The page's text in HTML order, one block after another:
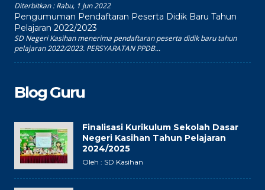
Diterbitkan :Rabu, 1 Jun 2022
Pengumuman Pendaftaran Peserta Didik Baru Tahun
Pelajaran 2022/2023
SD Negeri Kasihan menerima pendaftaran peserta didik baru tahun
pelajaran 2022/2023. PERSYARATAN PPDB...
Blog Guru
Finalisasi Kurikulum Sekolah Dasar
Negeri Kasihan Tahun Pelajaran
2024/2025
Oleh : SD Kasihan